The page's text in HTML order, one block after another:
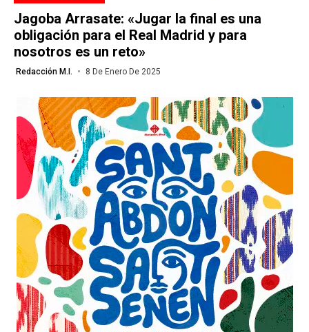
Jagoba Arrasate: «Jugar la final es una
obligación para el Real Madrid y para
nosotros es un reto»
Redacción M.I. 8 De Enero De 2025